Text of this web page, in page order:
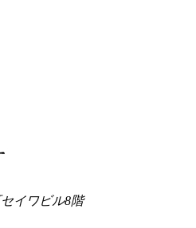
セイワビル8階